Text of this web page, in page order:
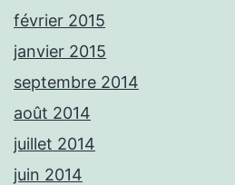
février 2015
janvier 2015
septembre 2014
août 2014
juillet 2014
juin 2014